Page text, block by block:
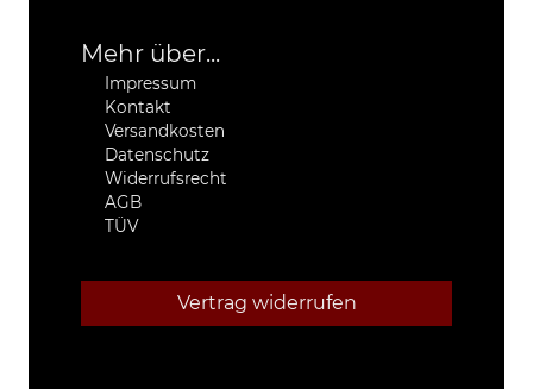
Mehr über...
Impressum
Kontakt
Versandkosten
Datenschutz
Widerrufsrecht
AGB
TÜV
Vertrag widerrufen